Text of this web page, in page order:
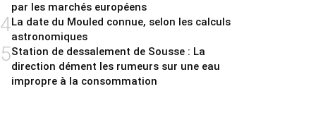
par les marchés européens
4La date du Mouled connue, selon les calculs
astronomiques
5Station de dessalement de Sousse : La
direction dément les rumeurs sur une eau
impropre à la consommation